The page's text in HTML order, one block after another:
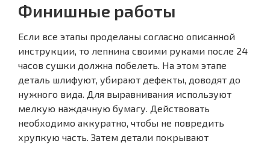
Финишные работы
Если все этапы проделаны согласно описанной
инструкции, то лепнина своими руками после 24
часов сушки должна побелеть. На этом этапе
деталь шлифуют, убирают дефекты, доводят до
нужного вида. Для выравнивания используют
мелкую наждачную бумагу. Действовать
необходимо аккуратно, чтобы не повредить
хрупкую часть. Затем детали покрывают